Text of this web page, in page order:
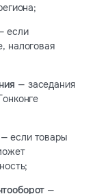
если
налоговая
— заседания
— если товары
—